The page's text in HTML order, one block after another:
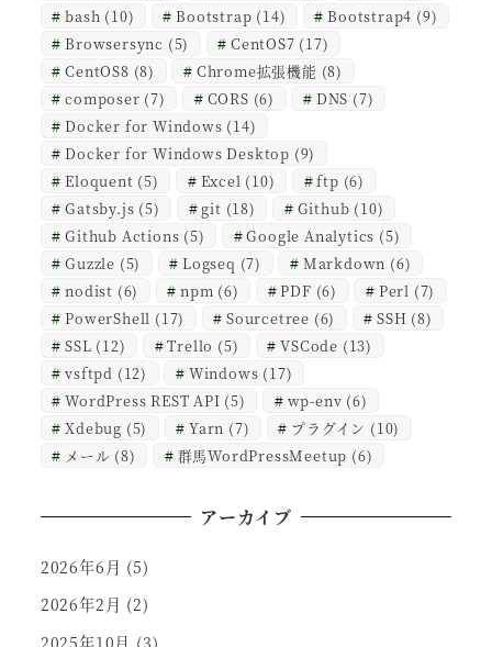
bash (10) Bootstrap (14) Bootstrap4 (9)
Browsersync (5) CentOS7 (17)
CentOS8 (8) Chrome拡張機能 (8)
composer (7) CORS (6) DNS (7)
Docker for Windows (14)
Docker for Windows Desktop (9)
Eloquent (5) Excel (10) ftp (6)
Gatsby.js (5) git (18) Github (10)
Github Actions (5) Google Analytics (5)
Guzzle (5) Logseq (7) Markdown (6)
nodist (6) npm (6) PDF (6) Perl (7)
PowerShell (17) Sourcetree (6) SSH (8)
SSL (12) Trello (5) VSCode (13)
vsftpd (12) Windows (17)
WordPress REST API (5) wp-env (6)
Xdebug (5) Yarn (7) プラグイン (10)
メール (8) 群馬WordPressMeetup (6)
アーカイブ
2026年6月 (5)
2026年2月 (2)